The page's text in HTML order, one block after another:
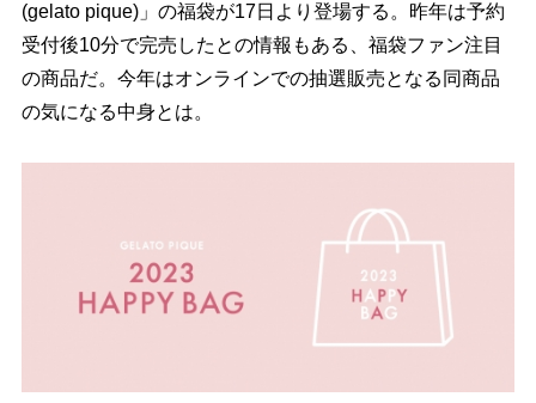
(gelato pique)」の福袋が17日より登場する。昨年は予約
受付後10分で完売したとの情報もある、福袋ファン注目
の商品だ。今年はオンラインでの抽選販売となる同商品
の気になる中身とは。